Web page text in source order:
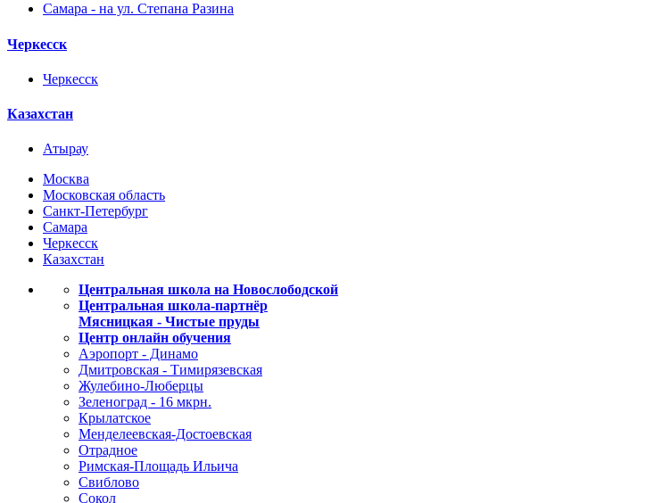
Самара - на ул. Степана Разина
Черкесск
Черкесск
Казахстан
Атырау
Москва
Московская область
Санкт-Петербург
Самара
Черкесск
Казахстан
Центральная школа на Новослободской
Центральная школа-партнёр
Мясницкая - Чистые пруды
Центр онлайн обучения
Аэропорт - Динамо
Дмитровская - Тимирязевская
Жулебино-Люберцы
Зеленоград - 16 мкрн.
Крылатское
Менделеевская-Достоевская
Отрадное
Римская-Площадь Ильича
Свиблово
Сокол